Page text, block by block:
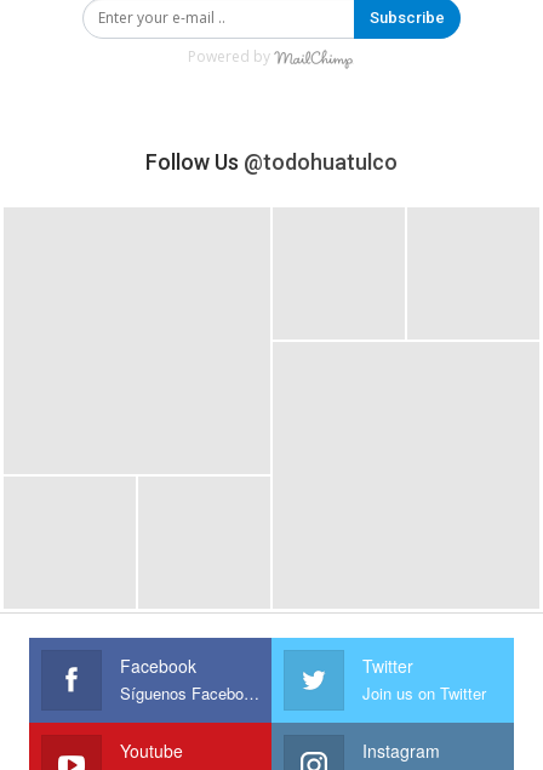
Subscribe
Powered by
Follow Us @todohuatulco
Facebook
Síguenos Facebook
Twitter
Join us on Twitter
Youtube Instagram